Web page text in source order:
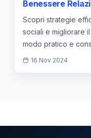
Benessere
Scopri strategie
sociali e migliorare
modo pratico e
16 Nov 2024